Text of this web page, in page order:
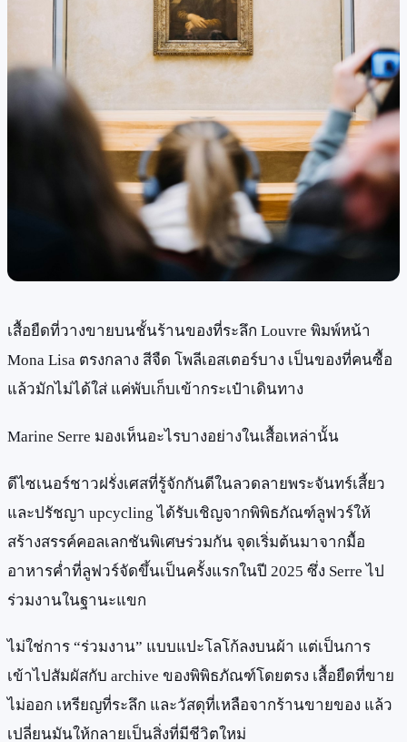
เสื้อยืดที่วางขายบนชั้นร้านของที่ระลึก Louvre พิมพ์หน้า
Mona Lisa ตรงกลาง สีจืด โพลีเอสเตอร์บาง เป็นของที่คนซื้อ
แล้วมักไม่ได้ใส่ แค่พับเก็บเข้ากระเป๋าเดินทาง
Marine Serre มองเห็นอะไรบางอย่างในเสื้อเหล่านั้น
ดีไซเนอร์ชาวฝรั่งเศสที่รู้จักกันดีในลวดลายพระจันทร์เสี้ยว
และปรัชญา upcycling ได้รับเชิญจากพิพิธภัณฑ์ลูฟวร์ให้
สร้างสรรค์คอลเลกชันพิเศษร่วมกัน จุดเริ่มต้นมาจากมื้อ
อาหารค่ำที่ลูฟวร์จัดขึ้นเป็นครั้งแรกในปี 2025 ซึ่ง Serre ไป
ร่วมงานในฐานะแขก
ไม่ใช่การ “ร่วมงาน” แบบแปะโลโก้ลงบนผ้า แต่เป็นการ
เข้าไปสัมผัสกับ archive ของพิพิธภัณฑ์โดยตรง เสื้อยืดที่ขาย
ไม่ออก เหรียญที่ระลึก และวัสดุที่เหลือจากร้านขายของ แล้ว
เปลี่ยนมันให้กลายเป็นสิ่งที่มีชีวิตใหม่